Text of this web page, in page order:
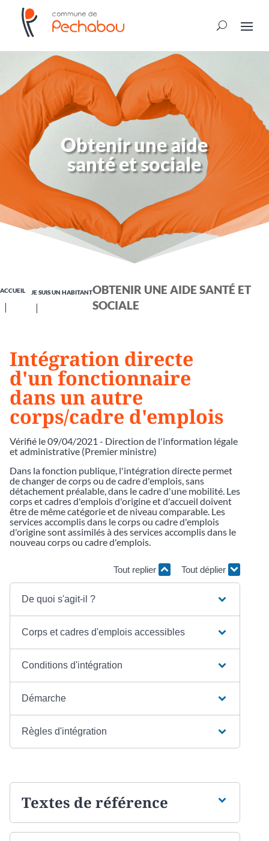
Obtenir une aide
santé et sociale
ACCUEIL JE SUIS UN HABITANTOBTENIR UNE AIDE SANTÉ ET
SOCIALE
Intégration directe
d'un fonctionnaire
dans un autre
corps/cadre d'emplois
Vérifié le 09/04/2021 - Direction de l'information légale
et administrative (Premier ministre)
Dans la fonction publique, l'intégration directe permet
de changer de corps ou de cadre d'emplois, sans
détachement préalable, dans le cadre d'une mobilité. Les
corps et cadres d'emplois d'origine et d'accueil doivent
être de même catégorie et de niveau comparable. Les
services accomplis dans le corps ou cadre d'emplois
d'origine sont assimilés à des services accomplis dans le
nouveau corps ou cadre d'emplois.
Tout replier Tout déplier
De quoi s'agit-il ?
Corps et cadres d'emplois accessibles
Conditions d'intégration
Démarche
Règles d'intégration
Textes de référence